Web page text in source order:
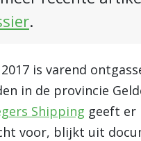
.
2017 is varend
in de provincie
Shipping geeft er
voor, blijkt uit